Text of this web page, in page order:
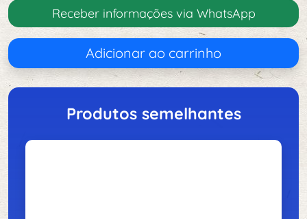
Receber informações via WhatsApp
Adicionar ao carrinho
Produtos semelhantes